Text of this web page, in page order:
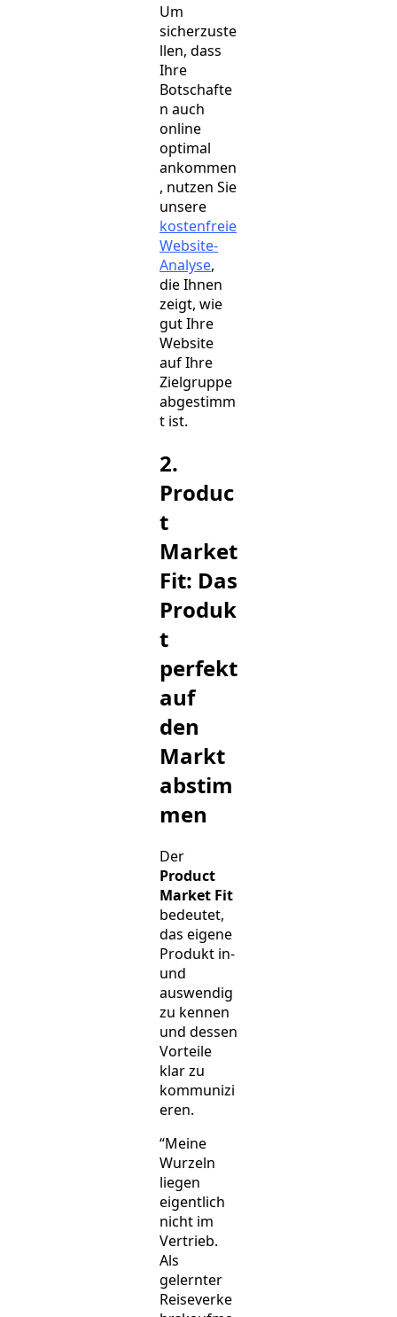
Um
sicherzuste
llen, dass
Ihre
Botschafte
n auch
online
optimal
ankommen
, nutzen Sie
unsere
kostenfreie
Website-
Analyse,
die Ihnen
zeigt, wie
gut Ihre
Website
auf Ihre
Zielgruppe
abgestimm
t ist.
2.
Produc
t
Market
Fit: Das
Produk
t
perfekt
auf
den
Markt
abstim
men
Der
Product
Market Fit
bedeutet,
das eigene
Produkt in-
und
auswendig
zu kennen
und dessen
Vorteile
klar zu
kommunizi
eren.
“Meine
Wurzeln
liegen
eigentlich
nicht im
Vertrieb.
Als
gelernter
Reiseverke